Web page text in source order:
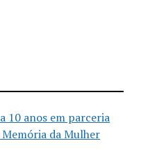
10 anos em parceria
da Mulher